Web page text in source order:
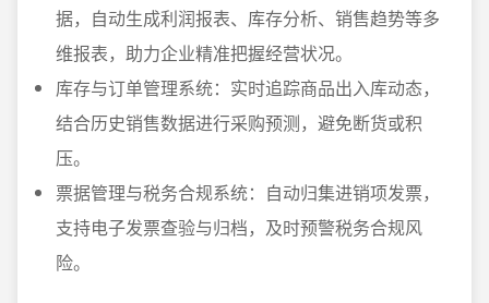
据，自动生成利润报表、库存分析、销售趋势等多
维报表，助力企业精准把握经营状况。
库存与订单管理系统：实时追踪商品出入库动态，
结合历史销售数据进行采购预测，避免断货或积
压。
票据管理与税务合规系统：自动归集进销项发票，
支持电子发票查验与归档，及时预警税务合规风
险。